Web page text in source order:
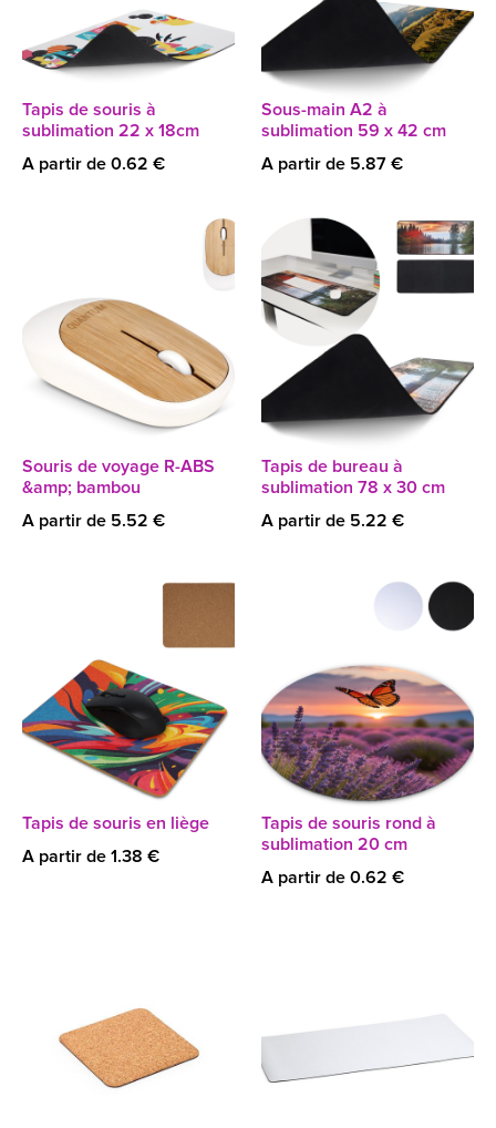
Tapis de souris à
sublimation 22 x 18cm
A partir de 0.62 €
Sous-main A2 à
sublimation 59 x 42 cm
A partir de 5.87 €
Souris de voyage R-ABS
&amp; bambou
A partir de 5.52 €
Tapis de bureau à
sublimation 78 x 30 cm
A partir de 5.22 €
Tapis de souris en liège
A partir de 1.38 €
Tapis de souris rond à
sublimation 20 cm
A partir de 0.62 €